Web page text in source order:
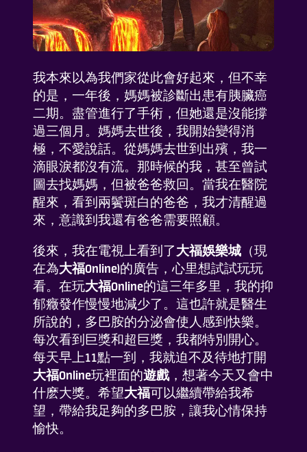
我本來以為我們家從此會好起來，但不幸
的是，一年後，媽媽被診斷出患有胰臟癌
二期。盡管進行了手術，但她還是沒能撐
過三個月。媽媽去世後，我開始變得消
極，不愛說話。從媽媽去世到出殯，我一
滴眼淚都沒有流。那時候的我，甚至曾試
圖去找媽媽，但被爸爸救回。當我在醫院
醒來，看到兩鬢斑白的爸爸，我才清醒過
來，意識到我還有爸爸需要照顧。
後來，我在電視上看到了大福娛樂城（現
在為大福Online)的廣告，心里想試試玩玩
看。在玩大福Online的這三年多里，我的抑
郁癥發作慢慢地減少了。這也許就是醫生
所說的，多巴胺的分泌會使人感到快樂。
每次看到巨獎和超巨獎，我都特別開心。
每天早上11點一到，我就迫不及待地打開
大福Online玩裡面的遊戲，想著今天又會中
什麽大獎。希望大福可以繼續帶給我希
望，帶給我足夠的多巴胺，讓我心情保持
愉快。